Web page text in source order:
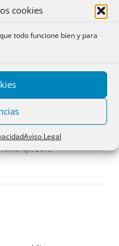
cookies
todo funcione bien y para
Aviso Legal
NyR 2013